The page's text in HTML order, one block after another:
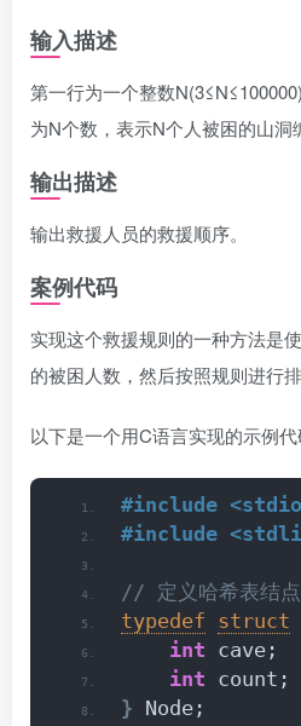
输入描述
第一行为一个整数
为N个数，表示N个人被困的山洞
输出描述
输出救援人员的救援顺序。
案例代码
实现这个救援规则的一种方法是
的被困人数，然后按照规则进行排
以下是一个用C语言实现的示例代
#include
#include
// 定义哈希表结点
typedef struct
int cave;
int count;
} Node;